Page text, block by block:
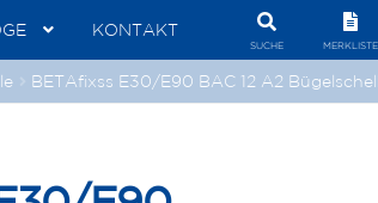
KONTAKT
MERKLISTE
SUCHE
BETAfixss E30/E90 BAC 12 A2